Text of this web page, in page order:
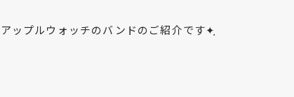
アップルウォッチのバンドのご紹介です✦ฺ︎